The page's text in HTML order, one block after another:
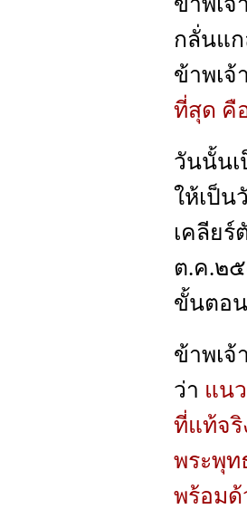
กลั่นแก
ข้าพเ
ที่สุด คื
วันนั้น
ให้เป็น
เคลียร์
ต.ค.๒๕
ขั้นตอ
ข้าพเจ้
ว่า แน
ที่แท้จริ
พระพุท
พร้อมด้